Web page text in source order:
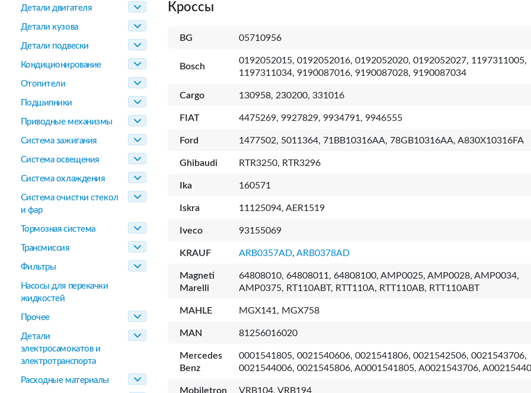
Детали двигателя
Детали кузова
Детали подвески
Кондиционирование
Отопители
Подшипники
Приводные механизмы
Система зажигания
Система освещения
Система охлаждения
Система очистки стекол
и фар
Тормозная система
Трансмиссия
Фильтры
Насосы для перекачки
жидкостей
Прочее
Детали
электросамокатов и
электротранспорта
Расходные материалы
Кроссы
BG 05710956
Bosch
0192052015, 0192052016, 0192052020, 0192052027, 1197311005,
1197311034, 9190087016, 9190087028, 9190087034
Cargo 130958, 230200, 331016
FIAT 4475269, 9927829, 9934791, 9946555
Ford 1477502, 5011364, 71BB10316AA, 78GB10316AA, A830X10316FA
Ghibaudi RTR3250, RTR3296
Ika 160571
Iskra 11125094, AER1519
Iveco 93155069
KRAUF ARB0357AD, ARB0378AD
Magneti
Marelli
64808010, 64808011, 64808100, AMP0025, AMP0028, AMP0034,
AMP0375, RT110ABT, RTT110A, RTT110AB, RTT110ABT
MAHLE MGX141, MGX758
MAN 81256016020
Mercedes
Benz
0001541805, 0021540606, 0021541806, 0021542506, 0021543706,
0021544006, 0021545806, A0001541805, A0021543706,
Mobiletron VRB104, VRB194